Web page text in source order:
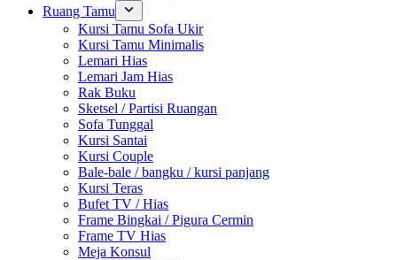
Ruang Tamu
Kursi Tamu Sofa Ukir
Kursi Tamu Minimalis
Lemari Hias
Lemari Jam Hias
Rak Buku
Sketsel / Partisi Ruangan
Sofa Tunggal
Kursi Santai
Kursi Couple
Bale-bale / bangku / kursi panjang
Kursi Teras
Bufet TV / Hias
Frame Bingkai / Pigura Cermin
Frame TV Hias
Meja Konsul